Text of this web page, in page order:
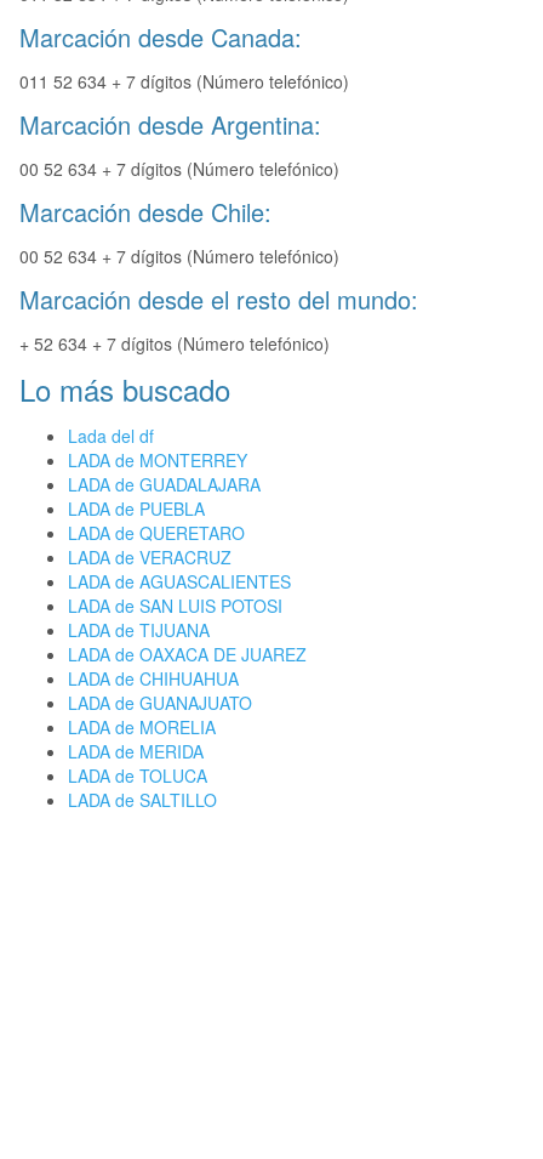
Marcación desde Canada:
011 52 634 + 7 dígitos (Número telefónico)
Marcación desde Argentina:
00 52 634 + 7 dígitos (Número telefónico)
Marcación desde Chile:
00 52 634 + 7 dígitos (Número telefónico)
Marcación desde el resto del mundo:
+ 52 634 + 7 dígitos (Número telefónico)
Lo más buscado
Lada del df
LADA de MONTERREY
LADA de GUADALAJARA
LADA de PUEBLA
LADA de QUERETARO
LADA de VERACRUZ
LADA de AGUASCALIENTES
LADA de SAN LUIS POTOSI
LADA de TIJUANA
LADA de OAXACA DE JUAREZ
LADA de CHIHUAHUA
LADA de GUANAJUATO
LADA de MORELIA
LADA de MERIDA
LADA de TOLUCA
LADA de SALTILLO